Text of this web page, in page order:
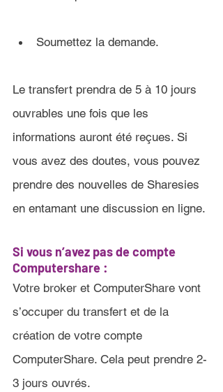
Soumettez la demande.
Le transfert prendra de 5 à 10 jours
ouvrables une fois que les
informations auront été reçues. Si
vous avez des doutes, vous pouvez
prendre des nouvelles de Sharesies
en entamant une discussion en ligne.
Si vous n’avez pas de compte
Computershare :
Votre broker et ComputerShare vont
s’occuper du transfert et de la
création de votre compte
ComputerShare. Cela peut prendre 2-
3 jours ouvrés.